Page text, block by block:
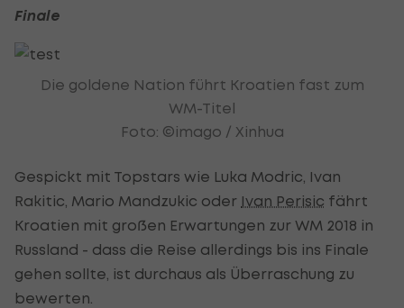
Finale
Die goldene Nation führt Kroatien fast zum
WM-Titel
Foto: ©imago / Xinhua
Gespickt mit Topstars wie Luka Modric, Ivan
Rakitic, Mario Mandzukic oder Ivan Perisic fährt
Kroatien mit großen Erwartungen zur WM 2018 in
Russland - dass die Reise allerdings bis ins Finale
gehen sollte, ist durchaus als Überraschung zu
bewerten.